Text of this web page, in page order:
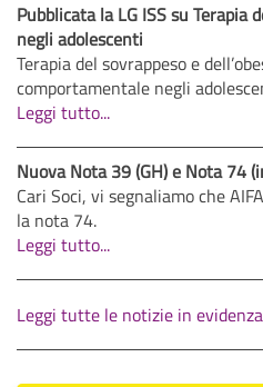
Pubblicata la LG ISS su Terapia
negli adolescenti
Terapia del sovrappeso e
comportamentale negli
Leggi tutto...
Nuova Nota 39 (GH) e Nota 74
Cari Soci, vi segnaliamo che
la nota 74.
Leggi tutto...
Leggi tutte le notizie in